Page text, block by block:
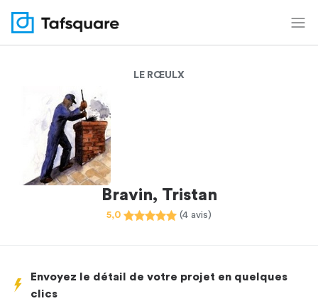
LE RŒULX
Bravin, Tristan
5,0 (4 avis)
Envoyez le détail de votre projet en quelques
clics